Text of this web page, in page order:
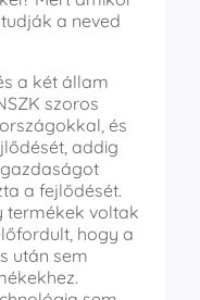
a neved
a két állam
szoros
és
addig
a fejlődését.
termékek voltak
hogy a
után sem